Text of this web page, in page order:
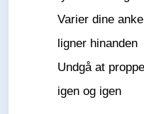
Varier dine
ligner hinanden
Undgå at
igen og igen